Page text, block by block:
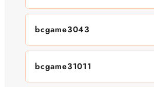
bcgame3043
bcgame31011